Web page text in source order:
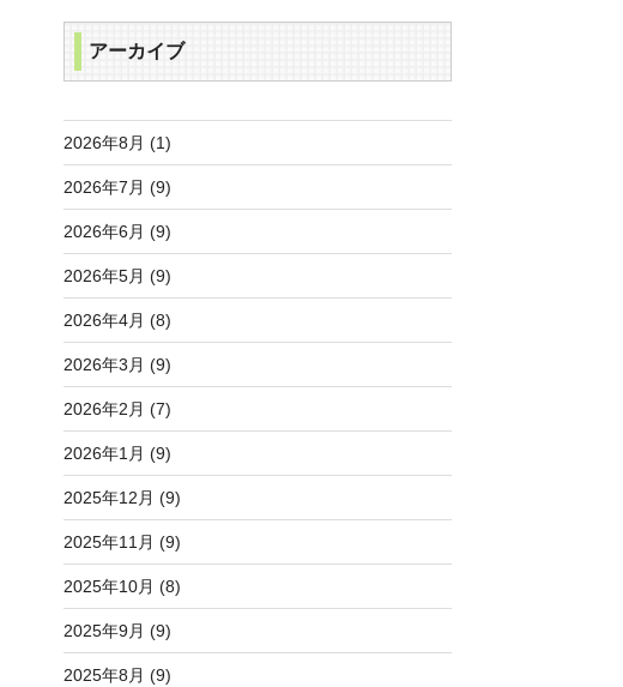
アーカイブ
2026年8月 (1)
2026年7月 (9)
2026年6月 (9)
2026年5月 (9)
2026年4月 (8)
2026年3月 (9)
2026年2月 (7)
2026年1月 (9)
2025年12月 (9)
2025年11月 (9)
2025年10月 (8)
2025年9月 (9)
2025年8月 (9)